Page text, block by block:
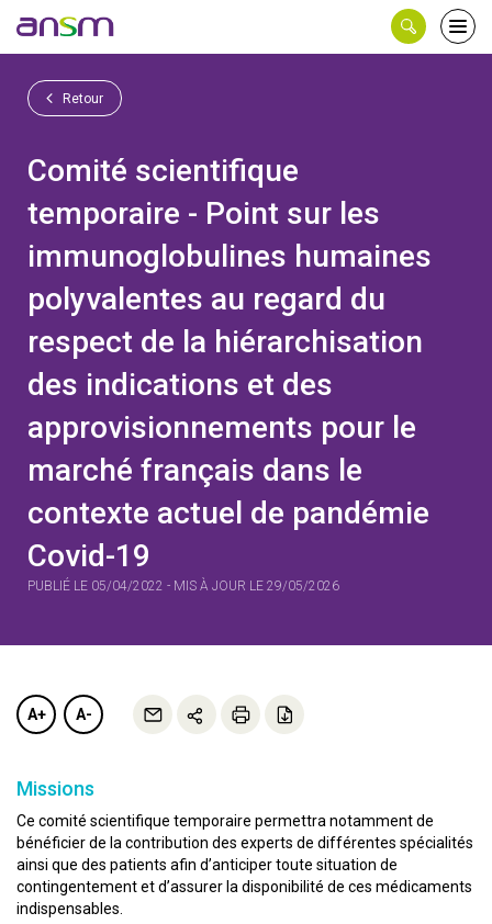
le
Retour
Comité scientifique
temporaire - Point sur les
immunoglobulines humaines
polyvalentes au regard du
respect de la hiérarchisation
des indications et des
approvisionnements pour le
marché français dans le
contexte actuel de pandémie
Covid-19
PUBLIÉ LE 05/04/2022 - MIS À JOUR LE 29/05/2026
A+ A-
Missions
Ce comité scientifique temporaire permettra notamment de
bénéficier de la contribution des experts de différentes spécialités
ainsi que des patients afin d’anticiper toute situation de
contingentement et d’assurer la disponibilité de ces médicaments
indispensables.